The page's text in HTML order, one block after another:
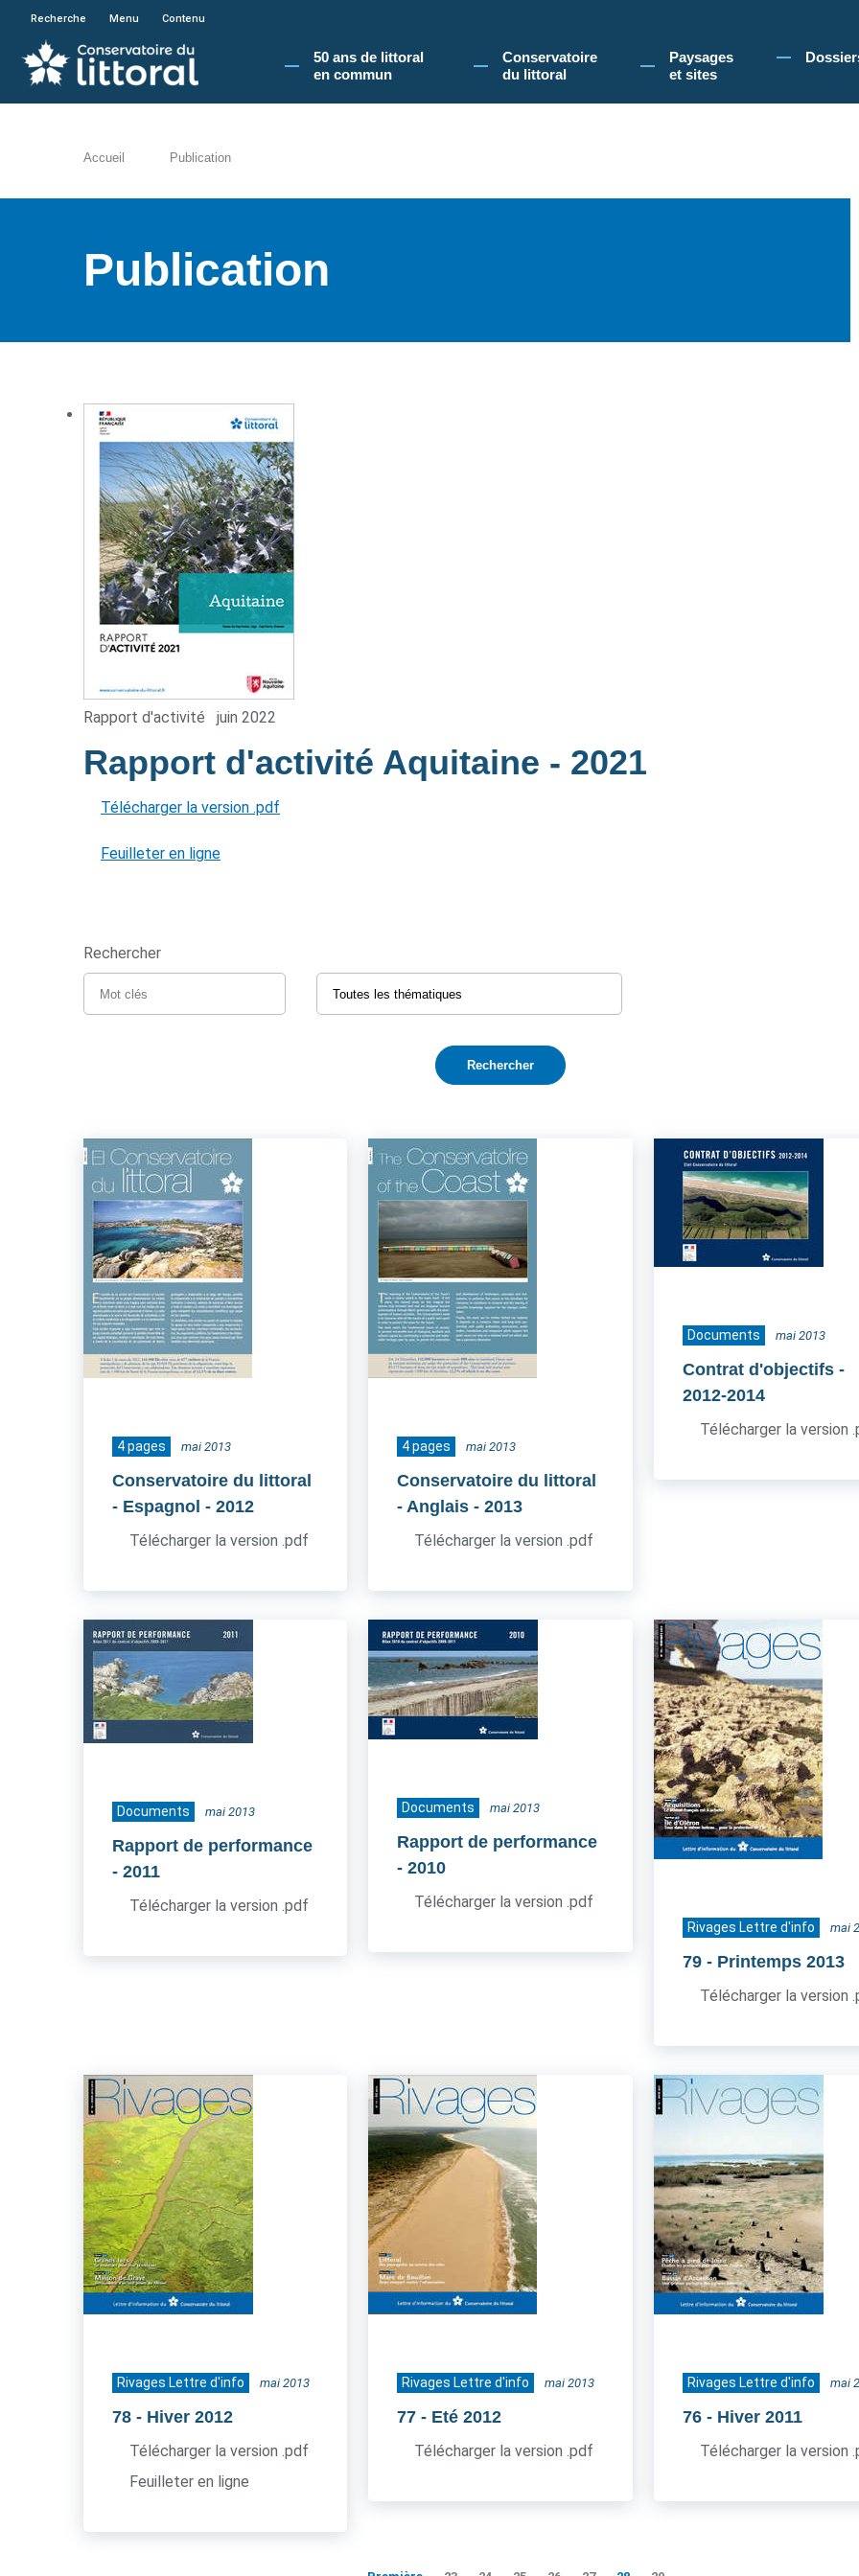
En poursuivant votre navigation sur le site du Conservatoire du littoral, vous acceptez l'utilisation de cookies pour vous
Recherche Menu Contenu
50 ans de littoral
en commun​
Conservatoire
du littoral
Paysages
et sites
Accueil Publication
Publication
Rapport d'activité juin 2022
Rapport d'activité Aquitaine - 2021
Télécharger la version .pdf
Feuilleter en ligne
Rechercher
4 pages mai 2013
Conservatoire du littoral
- Espagnol - 2012
Télécharger la version .pdf
4 pages mai 2013
Conservatoire du littoral
- Anglais - 2013
Télécharger la version .pdf
Documents mai 2013
Contrat d'objectifs -
2012-2014
Télécharger la version
Documents mai 2013
Rapport de performance
- 2011
Télécharger la version .pdf
Documents mai 2013
Rapport de performance
- 2010
Télécharger la version .pdf
Rivages Lettre d'info mai
79 - Printemps 2013
Télécharger la version
Rivages Lettre d'info mai 2013
78 - Hiver 2012
Télécharger la version .pdf
Feuilleter en ligne
Rivages Lettre d'info mai 2013
77 - Eté 2012
Télécharger la version .pdf
Rivages Lettre d'info mai
76 - Hiver 2011
Télécharger la version